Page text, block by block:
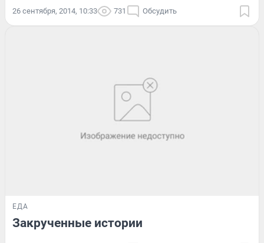
26 сентября, 2014, 10:33 731 Обсудить
ЕДА
Закрученные истории